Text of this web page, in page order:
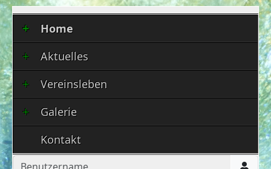
Home
Aktuelles
Vereinsleben
Galerie
Kontakt
Benutzername